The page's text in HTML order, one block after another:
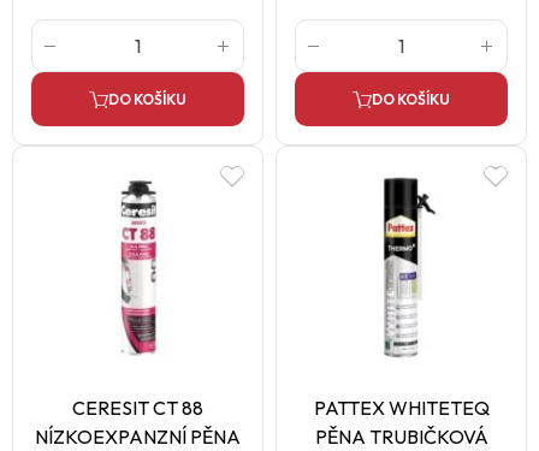
DO KOŠÍKU DO KOŠÍKU
CERESIT CT 88
NÍZKOEXPANZNÍ PĚNA
PATTEX WHITETEQ
PĚNA TRUBIČKOVÁ